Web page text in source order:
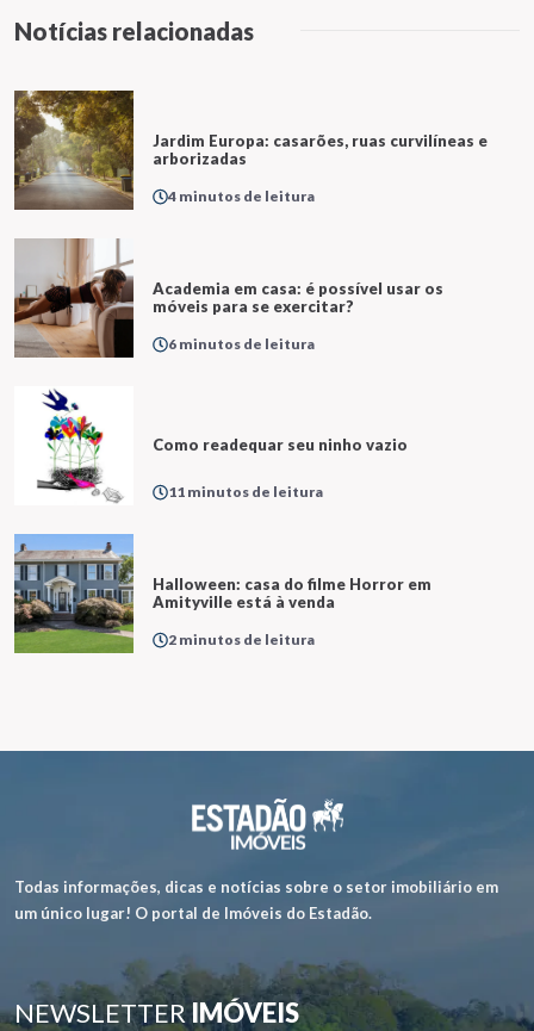
Notícias relacionadas
Jardim Europa: casarões, ruas curvilíneas e
arborizadas
4 minutos de leitura
Academia em casa: é possível usar os
móveis para se exercitar?
6 minutos de leitura
Como readequar seu ninho vazio
11 minutos de leitura
Halloween: casa do filme Horror em
Amityville está à venda
2 minutos de leitura
Todas informações, dicas e notícias sobre o setor imobiliário em
um único lugar! O portal de Imóveis do Estadão.
NEWSLETTERIMÓVEIS